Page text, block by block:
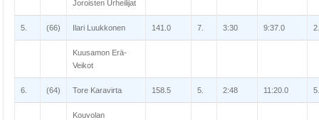
Joroisten Urheilijat
5. (66) Ilari Luukkonen 141.0 7. 3:30 9:37.0 2.
Kuusamon Erä-
Veikot
6. (64) Tore Karavirta 158.5 5. 2:48 11:20.0 5.
Kouvolan